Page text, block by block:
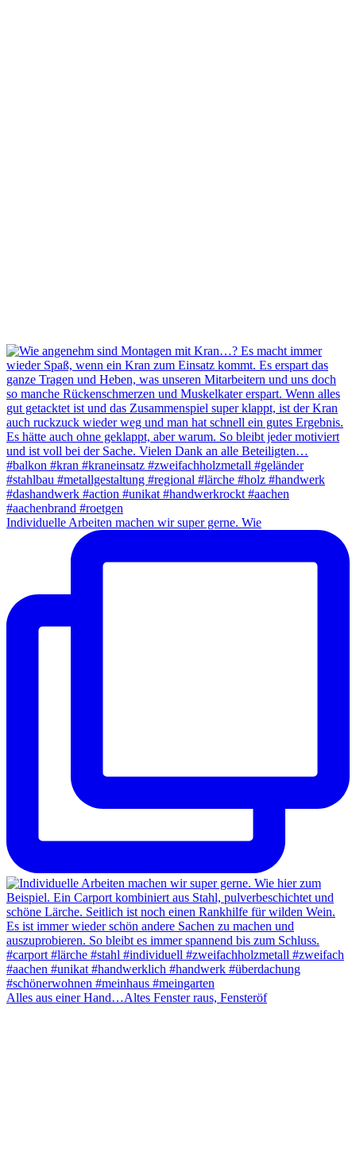
Individuelle Arbeiten machen wir super gerne. Wie
Alles aus einer Hand…Altes Fenster raus, Fensteröf